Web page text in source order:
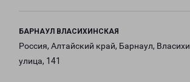
БАРНАУЛ ВЛАСИХИНСКАЯ
Россия, Алтайский край, Барнаул,
улица, 141